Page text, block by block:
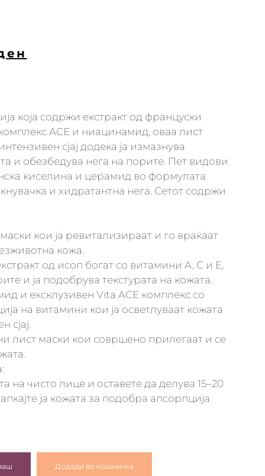
која содржи екстракт од француски
ACE и ниацинамид, оваа лист
сјај додека ја измазнува
и обезбедува нега на порите. Пет видови
киселина и церамид во формулата
и хидратантна нега. Сетот содржи
кои ја ревитализираат и го враќаат
кожа.
од исоп богат со витамини A, C и E,
и ја подобрува текстурата на кожата.
и ексклузивен Vita ACE комплекс со
на витамини кои ја осветлуваат кожата
сјај.
лист маски кои совршено прилегаат и се
на чисто лице и оставете да делува 15–20
ја кожата за подобра апсорпција.
Додади во кошничка